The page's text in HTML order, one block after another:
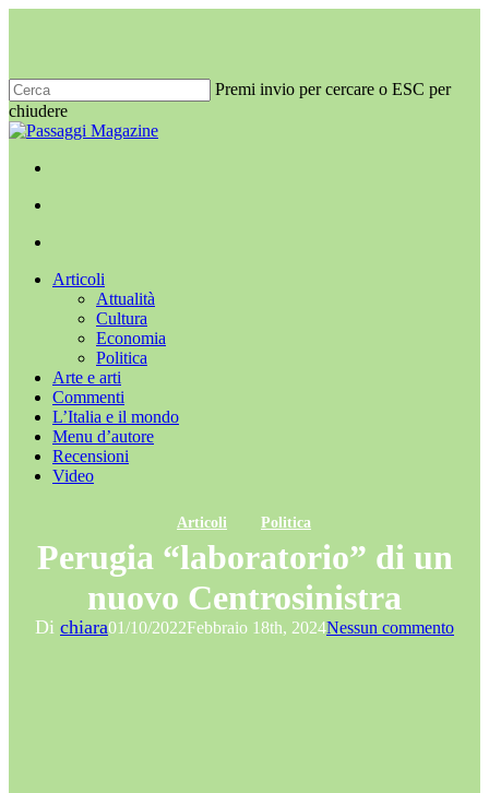
principale
Premi invio per cercare o ESC per
chiudere
Chiudi
Menu
cerca
Menu
Articoli
Attualità
Cultura
Economia
Politica
Arte e arti
Commenti
L’Italia e il mondo
Menu d’autore
Recensioni
Video
Articoli Politica
Perugia “laboratorio” di un
nuovo Centrosinistra
Di chiara01/10/2022Febbraio 18th, 2024Nessun commento